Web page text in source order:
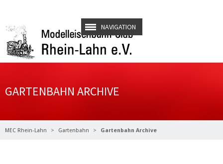
NAVIGATION
GARTENBAHN ARCHIVE
MEC Rhein-Lahn Gartenbahn Gartenbahn Archive